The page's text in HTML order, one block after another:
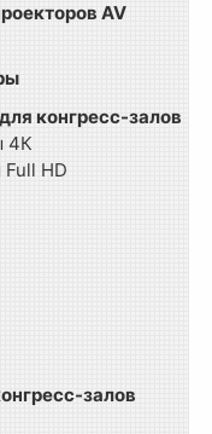
AV
конгресс-залов
4К
HD
залов